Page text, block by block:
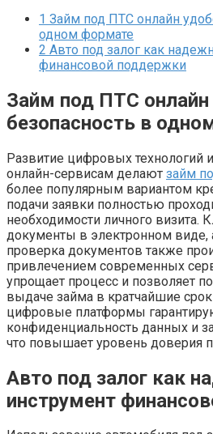
1 Займ под ПТС онлайн
одном формате
2 Авто под залог как
финансовой поддержки
Займ под ПТС онлайн
безопасность в
Развитие цифровых технологий
онлайн-сервисам делают займ
более популярным вариантом
подачи заявки полностью
необходимости личного визита.
документы в электронном виде,
проверка документов также
привлечением современных
упрощает процесс и позволяет
выдаче займа в кратчайшие
цифровые платформы
конфиденциальность данных и
что повышает уровень доверия
Авто под залог как
инструмент